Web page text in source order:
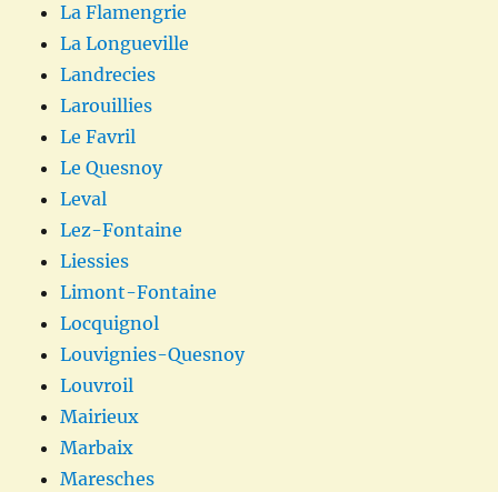
La Flamengrie
La Longueville
Landrecies
Larouillies
Le Favril
Le Quesnoy
Leval
Lez-Fontaine
Liessies
Limont-Fontaine
Locquignol
Louvignies-Quesnoy
Louvroil
Mairieux
Marbaix
Maresches